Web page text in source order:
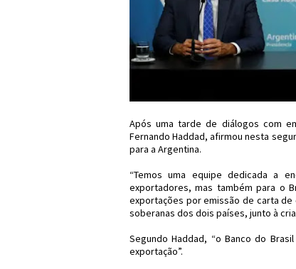
Após uma tarde de diálogos com
Fernando Haddad, afirmou nesta
para a Argentina.
“Temos uma equipe dedicada a
exportadores, mas também para o
exportações por emissão de carta
soberanas dos dois países, junto à
Segundo Haddad, “o Banco do
exportação”.